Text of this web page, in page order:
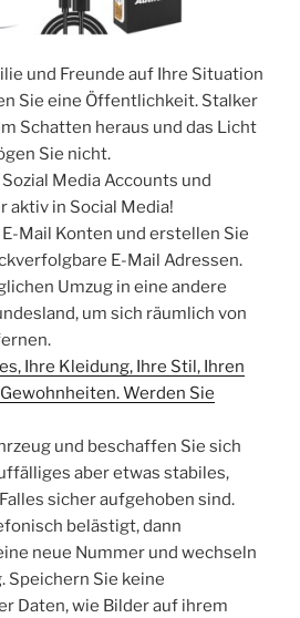
und Freunde auf Ihre Situation
Sie eine Öffentlichkeit. Stalker
Schatten heraus und das Licht
Sie nicht.
Media Accounts und
aktiv in Social Media!
Mail Konten und erstellen Sie
E-Mail Adressen.
Umzug in eine andere
um sich räumlich von
Ihre Kleidung, Ihre Stil, Ihren
Werden Sie
und beschaffen Sie sich
aber etwas stabiles,
sicher aufgehoben sind.
belästigt, dann
neue Nummer und wechseln
Speichern Sie keine
Daten, wie Bilder auf ihrem